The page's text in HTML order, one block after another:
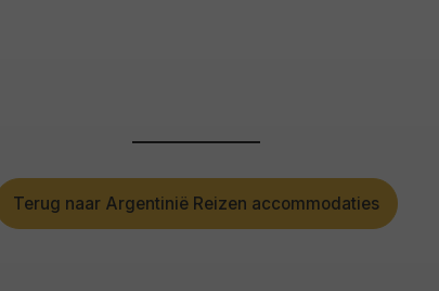
Terug naar Argentinië Reizen accommodaties